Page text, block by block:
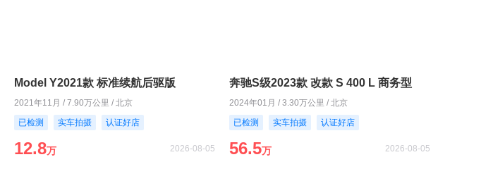
Model Y2021款 标准续航后驱版
2021年11月 / 7.90万公里 / 北京
已检测
实车拍摄 认证好店
12.8万 2026-08-05
奔驰S级2023款 改款 S 400 L 商务型
2024年01月 / 3.30万公里 / 北京
已检测
实车拍摄 认证好店
56.5万 2026-08-05